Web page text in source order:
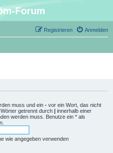
Forum
Anmelden
Registrieren
muss und ein - vor ein Wort, das nicht
getrennt durch | innerhalb einer
werden muss. Benutze ein * als
wie angegeben verwenden